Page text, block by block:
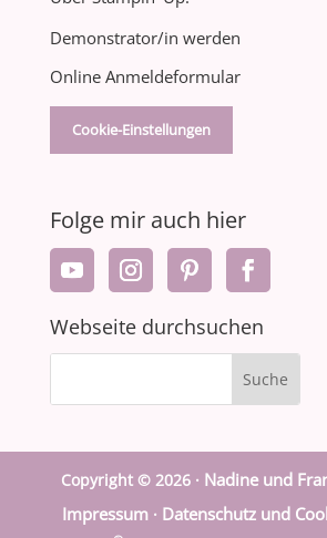
Demonstrator/in werden
Online Anmeldeformular
Cookie-Einstellungen
Folge mir auch hier
Webseite durchsuchen
Copyright © 2026 · Nadine und
Impressum· Datenschutz und